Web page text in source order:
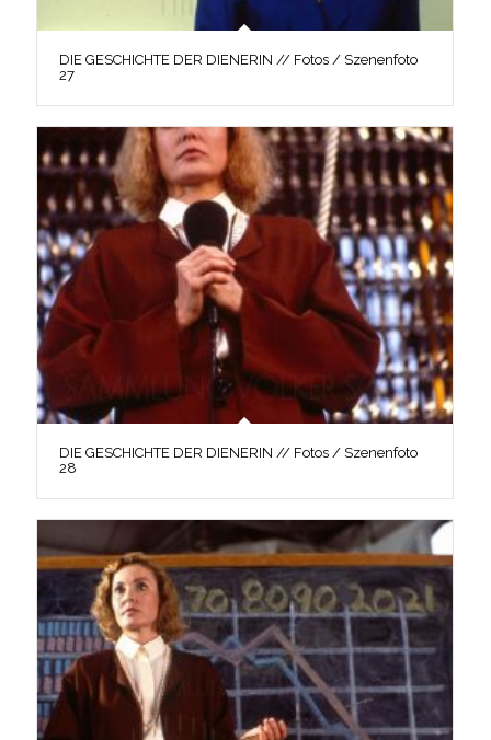
DIE GESCHICHTE DER DIENERIN // Fotos / Szenenfoto
27
DIE GESCHICHTE DER DIENERIN // Fotos / Szenenfoto
28